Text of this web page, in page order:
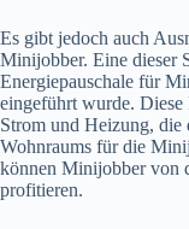
Es gibt jedoch auch
Minijobber. Eine dieser
Energiepauschale für
eingeführt wurde. Diese
Strom und Heizung, die
Wohnraums für die
können Minijobber von
profitieren.